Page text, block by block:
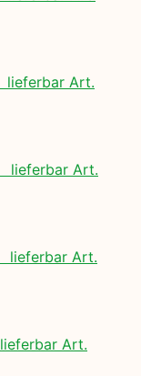
Art.
Art.
Art.
Art.